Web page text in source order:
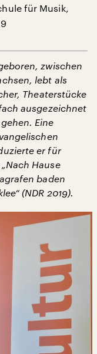
für Musik,
zwischen
lebt als
Theaterstücke
ausgezeichnet
Eine
er für
Hause
baden
(NDR 2019).